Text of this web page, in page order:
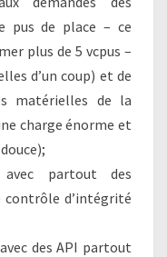
pus de place – ce
plus de 5 vcpus –
d’un coup) et de
matérielles de la
charge énorme et
avec partout des
contrôle d’intégrité
des API partout